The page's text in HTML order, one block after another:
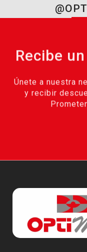
Recibe
Únete a nuestra
y recibir